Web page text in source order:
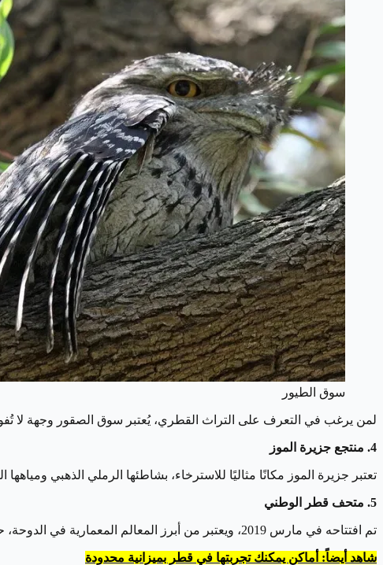
سوق الطيور
لمن يرغب في التعرف على التراث القطري، يُعتبر سوق الصقور وجهة لا
4. منتجع جزيرة الموز
تعتبر جزيرة الموز مكانًا مثاليًا للاسترخاء، بشاطئها الرملي الذهبي ومياهها
5. متحف قطر الوطني
تم افتتاحه في مارس 2019، ويعتبر من أبرز المعالم المعمارية في الدوحة، حيث يجسد الثقافة القطرية وتاريخها.
شاهد أيضاً: أماكن يمكنك تجربتها في قطر بميزانية محدودة